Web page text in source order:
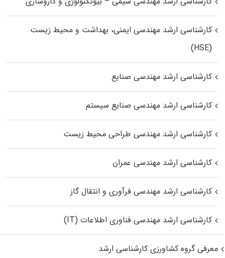
کارشناسی ارشد مهندسی ایمنی، بهداشت و محیط زیست
(HSE)
کارشناسی ارشد مهندسی صنایع
کارشناسی ارشد مهندسی صنایع سیستم
کارشناسی ارشد مهندسی طراحی محیط زیست
کارشناسی ارشد مهندسی عمران
کارشناسی ارشد مهندسی فرآوری و انتقال گاز
کارشناسی ارشد مهندسی فناوری اطلاعات (IT)
معرفی گروه کشاورزی کارشناسی ارشد